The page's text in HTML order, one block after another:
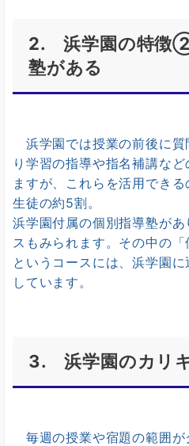
2. 浜学園の特徴
塾がある
浜学園では授業の前後に質
り学習の指導や指名補講な
ますが、これらを活用でき
生徒の約5割。
浜学園付属の個別指導塾が
スもみられます。その中の
というコースには、浜学園
しています。
3. 浜学園のカリ
毎週の授業や宿題の範囲が